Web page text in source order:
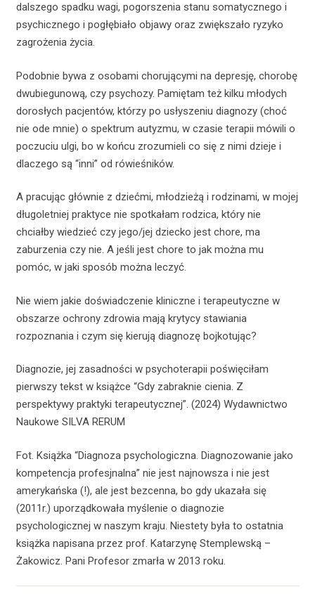
dalszego spadku wagi, pogorszenia stanu somatycznego i
psychicznego i pogłębiało objawy oraz zwiększało ryzyko
zagrożenia życia.
Podobnie bywa z osobami chorującymi na depresję, chorobę
dwubiegunową, czy psychozy. Pamiętam też kilku młodych
dorosłych pacjentów, którzy po usłyszeniu diagnozy (choć
nie ode mnie) o spektrum autyzmu, w czasie terapii mówili o
poczuciu ulgi, bo w końcu zrozumieli co się z nimi dzieje i
dlaczego są “inni” od rówieśników.
A pracując głównie z dziećmi, młodzieżą i rodzinami, w mojej
długoletniej praktyce nie spotkałam rodzica, który nie
chciałby wiedzieć czy jego/jej dziecko jest chore, ma
zaburzenia czy nie. A jeśli jest chore to jak można mu
pomóc, w jaki sposób można leczyć.
Nie wiem jakie doświadczenie kliniczne i terapeutyczne w
obszarze ochrony zdrowia mają krytycy stawiania
rozpoznania i czym się kierują diagnozę bojkotując?
Diagnozie, jej zasadności w psychoterapii poświęciłam
pierwszy tekst w książce “Gdy zabraknie cienia. Z
perspektywy praktyki terapeutycznej”. (2024) Wydawnictwo
Naukowe SILVA RERUM
Fot. Książka “Diagnoza psychologiczna. Diagnozowanie jako
kompetencja profesjnalna” nie jest najnowsza i nie jest
amerykańska (!), ale jest bezcenna, bo gdy ukazała się
(2011r.) uporządkowała myślenie o diagnozie
psychologicznej w naszym kraju. Niestety była to ostatnia
książka napisana przez prof. Katarzynę Stemplewską –
Żakowicz. Pani Profesor zmarła w 2013 roku.